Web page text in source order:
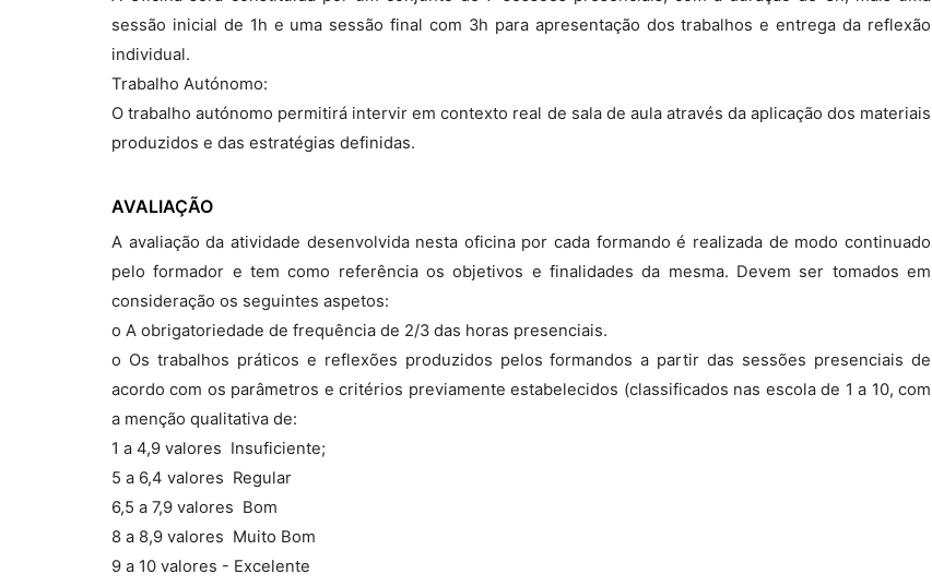
sessão inicial de 1h e uma sessão final com 3h para apresentação dos trabalhos e entrega da reflexão
individual.
Trabalho Autónomo:
O trabalho autónomo permitirá intervir em contexto real de sala de aula através da aplicação dos materiais
produzidos e das estratégias definidas.
AVALIAÇÃO
A avaliação da atividade desenvolvida nesta oficina por cada formando é realizada de modo continuado
pelo formador e tem como referência os objetivos e finalidades da mesma. Devem ser tomados em
consideração os seguintes aspetos:
o A obrigatoriedade de frequência de 2/3 das horas presenciais.
o Os trabalhos práticos e reflexões produzidos pelos formandos a partir das sessões presenciais de
acordo com os parâmetros e critérios previamente estabelecidos (classificados nas escola de 1 a 10, com
a menção qualitativa de:
1 a 4,9 valores  Insuficiente;
5 a 6,4 valores  Regular
6,5 a 7,9 valores  Bom
8 a 8,9 valores  Muito Bom
9 a 10 valores - Excelente